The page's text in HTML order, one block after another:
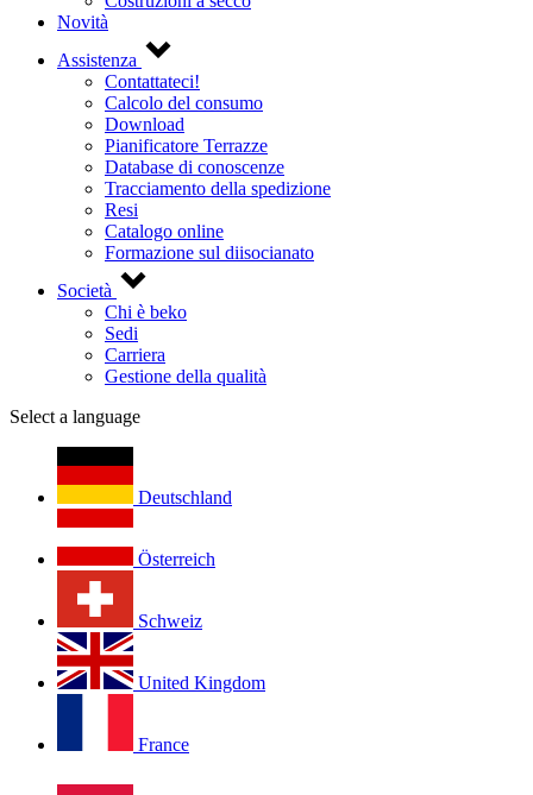
Novità
Assistenza
Contattateci!
Calcolo del consumo
Download
Pianificatore Terrazze
Database di conoscenze
Tracciamento della spedizione
Resi
Catalogo online
Formazione sul diisocianato
Società
Chi è beko
Sedi
Carriera
Gestione della qualità
Select a language
Deutschland
Österreich
Schweiz
United Kingdom
France